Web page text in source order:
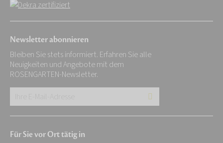
Newsletter abonnieren
Bleiben Sie stets informiert. Erfahren Sie alle
Neuigkeiten und Angebote mit dem
ROSENGARTEN-Newsletter.
Für Sie vor Ort tätig in